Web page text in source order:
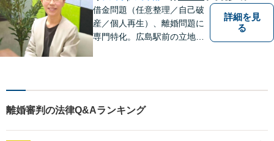
借金問題（任意整理／自己破
産／個人再生）、離婚問題に
専門特化。広島駅前の立地
もお気軽にお越しください。
【法テラスの無料相談対応】
【ＷＥＢ予約可】【完全個
室】
詳細を見
る
離婚審判の法律Q&Aランキング